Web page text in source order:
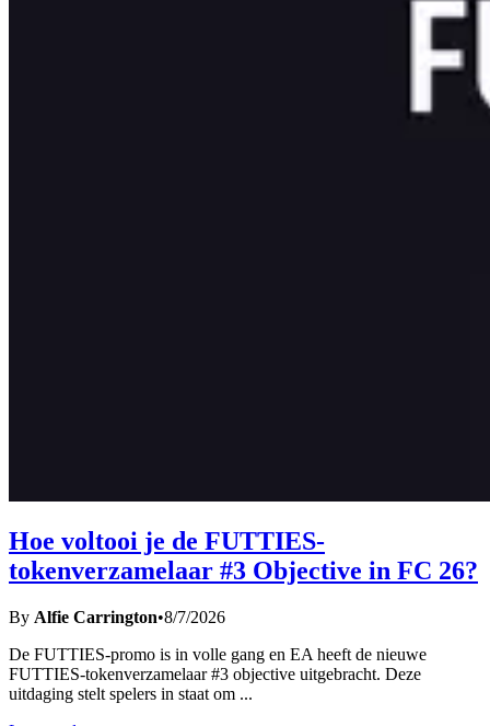
Hoe voltooi je de FUTTIES-
tokenverzamelaar #3 Objective in FC 26?
By Alfie Carrington•8/7/2026
De FUTTIES-promo is in volle gang en EA heeft de nieuwe
FUTTIES-tokenverzamelaar #3 objective uitgebracht. Deze
uitdaging stelt spelers in staat om ...